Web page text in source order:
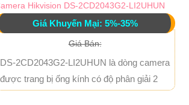
Hikvision DS-2CD2043G2-LI2UHUN
Giá Khuyến Mại: 5%-35%
Giá Bán:
DS-2CD2043G2-LI2UHUN là dòng camera
được trang bị ống kính có độ phân giải 2